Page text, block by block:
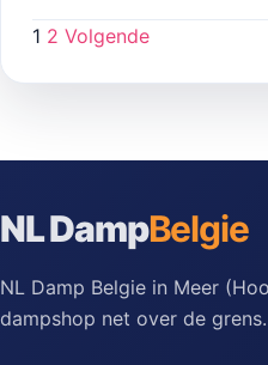
Berichten
paginering
1 2 Volgende
NL DampBelgie
NL Damp Belgie in Meer
dampshop net over de grens.